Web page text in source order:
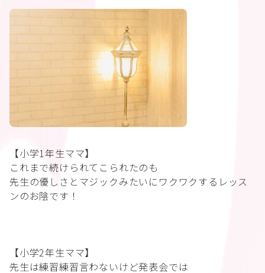
【小学1年生ママ】
これまで続けられてこられたのも
先生の優しさとマジックみたいにワクワクするレッス
ンのお陰です！
【小学2年生ママ】
先生は練習練習言わないけど発表会では